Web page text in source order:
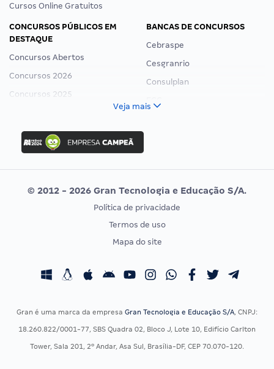
Cursos Online Gratuitos
CONCURSOS PÚBLICOS EM
DESTAQUE
Concursos Abertos
Concursos 2026
Concursos 2025
Concurso Nacional Unificado
Concurso Ibama
Concurso MPU
Editais publicados
BANCAS DE CONCURSOS
Cebraspe
Cesgranrio
Consulplan
Vunesp
CONCURSOS POR PROFISSÃO
Concursos Fiscais
EXAME DE ORDEM
Calendário OAB
Veja mais
© 2012 - 2026 Gran Tecnologia e Educação S/A.
Política de privacidade
Termos de uso
Mapa do site
Gran é uma marca da empresa Gran Tecnologia e Educação S/A, CNPJ:
18.260.822/0001-77, SBS Quadra 02, Bloco J, Lote 10, Edifício Carlton
Tower, Sala 201, 2º Andar, Asa Sul, Brasília-DF, CEP 70.070-120.